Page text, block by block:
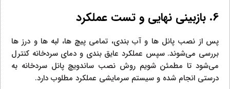
6. بازبینی نهایی و تست عملکرد
پس از نصب پانل‌ ها و آب‌ بندی، تمامی پیچ‌ ها، لبه‌ ها و درز ها
بررسی می‌شوند. سپس عملکرد عایق‌ بندی و دمای سردخانه کنترل
می‌شود تا مطمئن شویم روش نصب ساندویچ پانل سردخانه به
درستی انجام شده و سیستم سرمایشی عملکرد مطلوب دارد.